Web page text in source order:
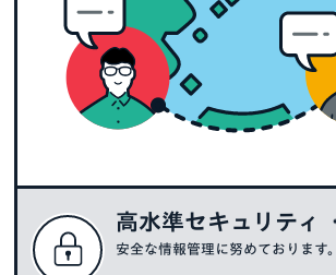
高水準セキュリティ
安全な情報管理に努めております。